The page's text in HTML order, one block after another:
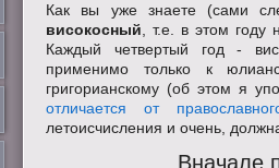
Как вы уже знаете (сами
високосный , т.е. в этом
Каждый четвертый год -
применимо только к
григорианскому (об этом я
отличается от
летоисчисления и очень,
Вначале